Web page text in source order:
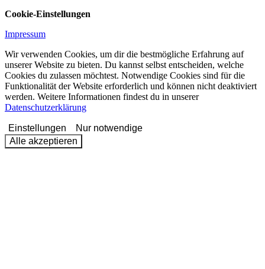
Cookie-Einstellungen
Impressum
Wir verwenden Cookies, um dir die bestmögliche Erfahrung auf
unserer Website zu bieten. Du kannst selbst entscheiden, welche
Cookies du zulassen möchtest. Notwendige Cookies sind für die
Funktionalität der Website erforderlich und können nicht deaktiviert
werden. Weitere Informationen findest du in unserer
Datenschutzerklärung
Einstellungen
Nur notwendige
Alle akzeptieren